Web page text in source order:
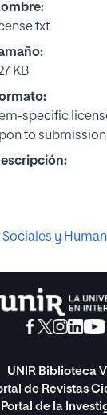
KB
specific
to submission
y
UNIR Biblioteca
de Revistas
Portal de la